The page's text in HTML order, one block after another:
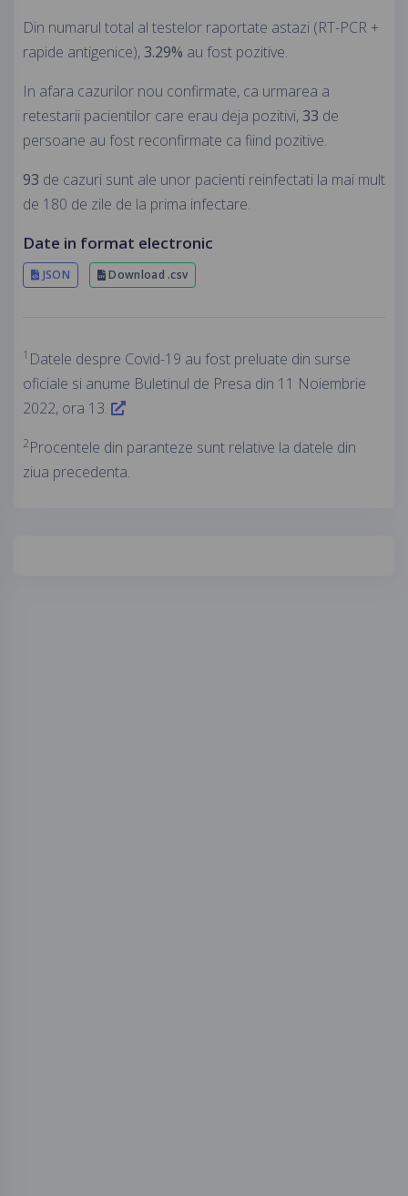
Din numarul total al testelor raportate astazi (RT-PCR +
rapide antigenice),3.29% au fost pozitive.
In afara cazurilor nou confirmate, ca urmarea a
retestarii pacientilor care erau deja pozitivi,33 de
persoane au fost reconfirmate ca fiind pozitive.
93 de cazuri sunt ale unor pacienti reinfectati la mai mult
de 180 de zile de la prima infectare.
Date in format electronic
JSON Download .csv
1 Datele despre Covid-19 au fost preluate din surse
oficiale si anume Buletinul de Presa din 11 Noiembrie
2022, ora 13.
2Procentele din paranteze sunt relative la datele din
ziua precedenta.